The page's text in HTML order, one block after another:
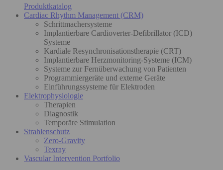
Produktkatalog
Cardiac Rhythm Management (CRM)
Schrittmachersysteme
Implantierbare Cardioverter-Defibrillator (ICD)
Systeme
Kardiale Resynchronisationstherapie (CRT)
Implantierbare Herzmonitoring-Systeme (ICM)
Systeme zur Fernüberwachung von Patienten
Programmiergeräte und externe Geräte
Einführungssysteme für Elektroden
Elektrophysiologie
Therapien
Diagnostik
Temporäre Stimulation
Strahlenschutz
Zero-Gravity
Texray
Vascular Intervention Portfolio